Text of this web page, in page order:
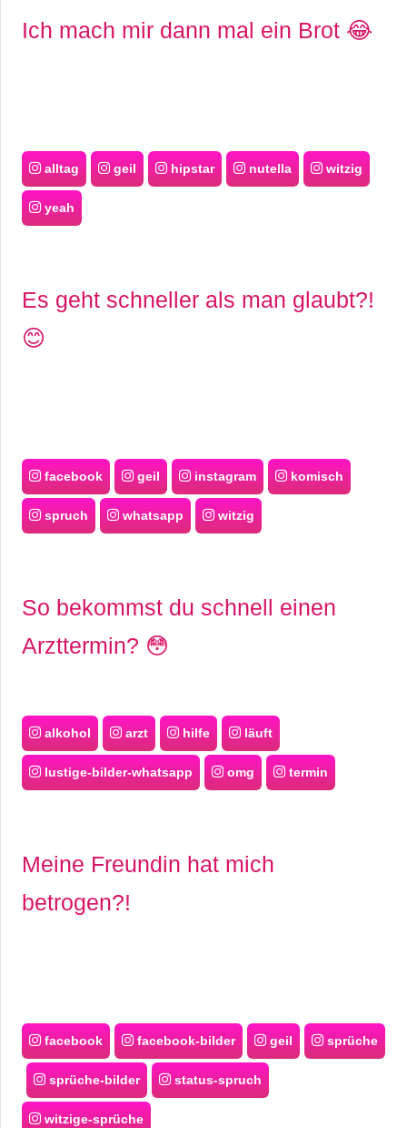
Ich mach mir dann mal ein Brot 😂
alltag geil hipstar nutella witzig
yeah
Es geht schneller als man glaubt?!
😊
facebook geil instagram komisch
spruch whatsapp witzig
So bekommst du schnell einen
Arzttermin? 😳
alkohol arzt hilfe läuft
lustige-bilder-whatsapp omg termin
Meine Freundin hat mich
betrogen?!
facebook facebook-bilder geil sprüche
sprüche-bilder status-spruch
witzige-sprüche